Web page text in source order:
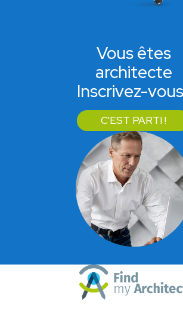
Vous êtes
architecte
Inscrivez-
C'EST PARTI !